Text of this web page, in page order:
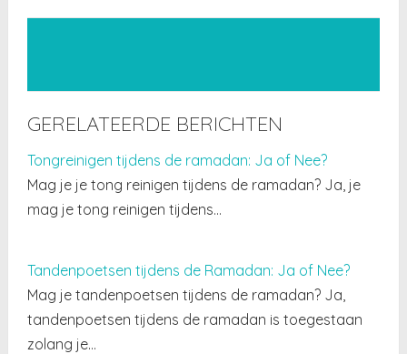
GERELATEERDE BERICHTEN
Tongreinigen tijdens de ramadan: Ja of Nee?
Mag je je tong reinigen tijdens de ramadan? Ja, je
mag je tong reinigen tijdens…
Tandenpoetsen tijdens de Ramadan: Ja of Nee?
Mag je tandenpoetsen tijdens de ramadan? Ja,
tandenpoetsen tijdens de ramadan is toegestaan
zolang je…